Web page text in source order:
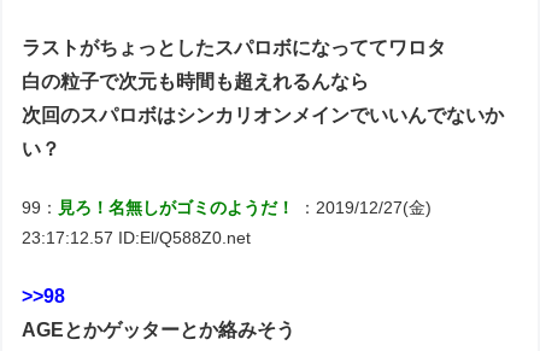
ラストがちょっとしたスパロボになっててワロタ
白の粒子で次元も時間も超えれるんなら
次回のスパロボはシンカリオンメインでいいんでないか
い？
99： 見ろ！名無しがゴミのようだ！
：2019/12/27(金)
23:17:12.57 ID:El/Q588Z0.net
>>98
AGEとかゲッターとか絡みそう